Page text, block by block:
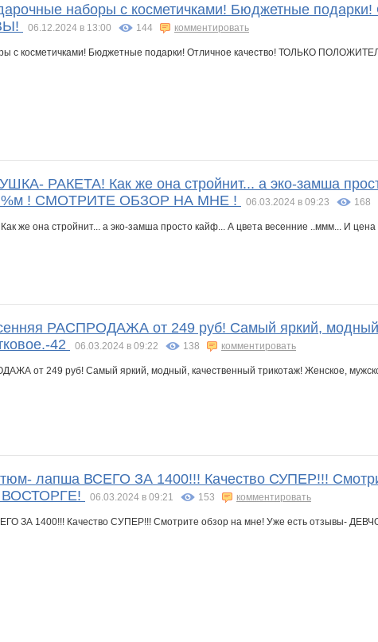
наборы с косметичками! Бюджетные подарки!
06.12.2024 в 13:00 144 комментировать
РАКЕТА! Как же она стройнит... а эко-замша
! СМОТРИТЕ ОБЗОР НА МНЕ !
06.03.2024 в 09:23 168
РАСПРОДАЖА от 249 руб! Cамый яркий,
42
06.03.2024 в 09:22 138 комментировать
лапша ВСЕГО ЗА 1400!!! Качество СУПЕР!!!
ВОСТОРГЕ!
06.03.2024 в 09:21 153 комментировать